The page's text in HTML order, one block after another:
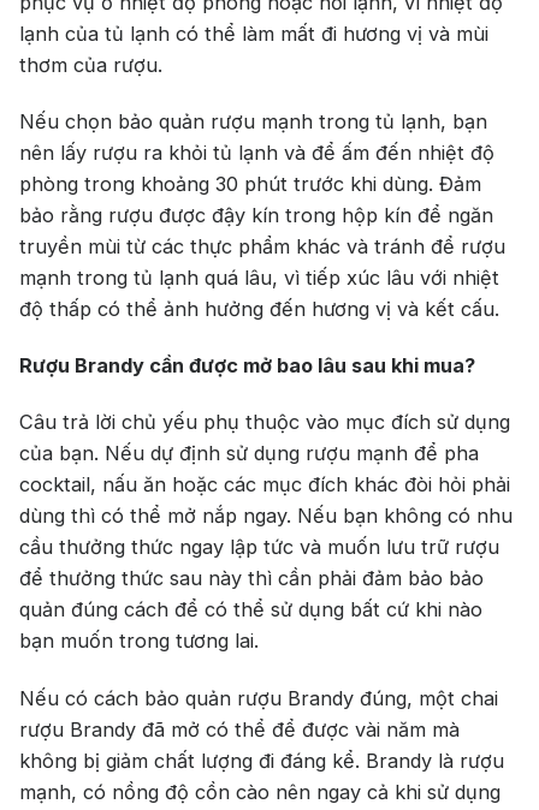
Single Malt Scotch Whisky
Vodka Cognac Sake
Thương hiệu nổi bật
Chivas Macallan Hibiki
Johnnie Walker Singleton
Absolut Courvoisier
Danzka
Ưu đãi hot
+ Ưu đãi giữa năm: Ngập tràn quà
tặng, gi rượu siêu hấp dẫn
+ Nhà cung cấp uy tín
lạnh của tủ lạnh có thể làm mất đi hương vị và mùi
thơm của rượu.
Nếu chọn bảo quản rượu mạnh trong tủ lạnh, bạn
nên lấy rượu ra khỏi tủ lạnh và để ấm đến nhiệt độ
phòng trong khoảng 30 phút trước khi dùng. Đảm
bảo rằng rượu được đậy kín trong hộp kín để ngăn
truyền mùi từ các thực phẩm khác và tránh để rượu
mạnh trong tủ lạnh quá lâu, vì tiếp xúc lâu với nhiệt
độ thấp có thể ảnh hưởng đến hương vị và kết cấu.
Rượu Brandy cần được mở bao lâu sau khi mua?
Câu trả lời chủ yếu phụ thuộc vào mục đích sử dụng
của bạn. Nếu dự định sử dụng rượu mạnh để pha
cocktail, nấu ăn hoặc các mục đích khác đòi hỏi phải
dùng thì có thể mở nắp ngay. Nếu bạn không có nhu
cầu thưởng thức ngay lập tức và muốn lưu trữ rượu
để thưởng thức sau này thì cần phải đảm bảo bảo
quản đúng cách để có thể sử dụng bất cứ khi nào
bạn muốn trong tương lai.
Nếu có cách bảo quản rượu Brandy đúng, một chai
rượu Brandy đã mở có thể để được vài năm mà
không bị giảm chất lượng đi đáng kể. Brandy là rượu
mạnh, có nồng độ cồn cào nên ngay cả khi sử dụng